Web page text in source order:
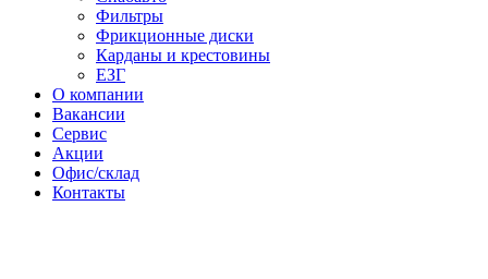
Фильтры
Фрикционные диски
Карданы и крестовины
ЕЗГ
О компании
Вакансии
Сервис
Акции
Офис/склад
Контакты